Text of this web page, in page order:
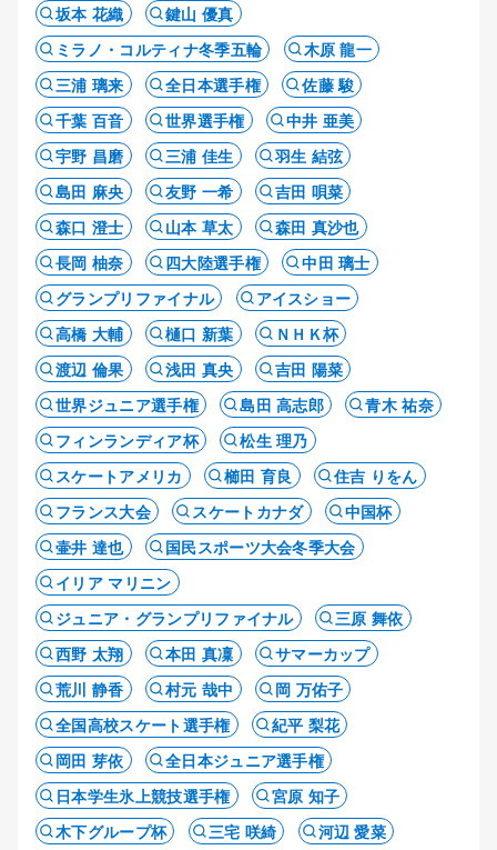
坂本 花織
鍵山 優真
ミラノ・コルティナ冬季五輪
木原 龍一
三浦 璃来
全日本選手権
佐藤 駿
千葉 百音
世界選手権
中井 亜美
宇野 昌磨
三浦 佳生
羽生 結弦
島田 麻央
友野 一希
吉田 唄菜
森口 澄士
山本 草太
森田 真沙也
長岡 柚奈
四大陸選手権
中田 璃士
グランプリファイナル
アイスショー
高橋 大輔
樋口 新葉
ＮＨＫ杯
渡辺 倫果
浅田 真央
吉田 陽菜
世界ジュニア選手権
島田 高志郎
青木 祐奈
フィンランディア杯
松生 理乃
スケートアメリカ
櫛田 育良
住吉 りをん
フランス大会
スケートカナダ
中国杯
壷井 達也
国民スポーツ大会冬季大会
イリア マリニン
ジュニア・グランプリファイナル
三原 舞依
西野 太翔
本田 真凜
サマーカップ
荒川 静香
村元 哉中
岡 万佑子
全国高校スケート選手権
紀平 梨花
岡田 芽依
全日本ジュニア選手権
日本学生氷上競技選手権
宮原 知子
木下グループ杯
三宅 咲綺 河辺 愛菜